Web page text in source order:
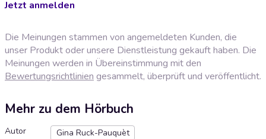
Jetzt anmelden
Die Meinungen stammen von angemeldeten Kunden, die
unser Produkt oder unsere Dienstleistung gekauft haben. Die
Meinungen werden in Übereinstimmung mit den
Bewertungsrichtlinien gesammelt, überprüft und veröffentlicht.
Mehr zu dem Hörbuch
Autor
Gina Ruck-Pauquèt